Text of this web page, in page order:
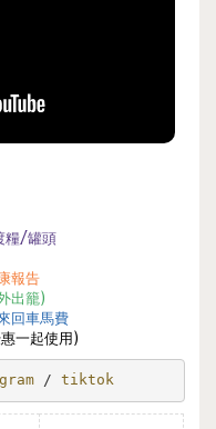
糧/罐頭
報告
出籠)
回車馬費
一起使用)
/ tiktok